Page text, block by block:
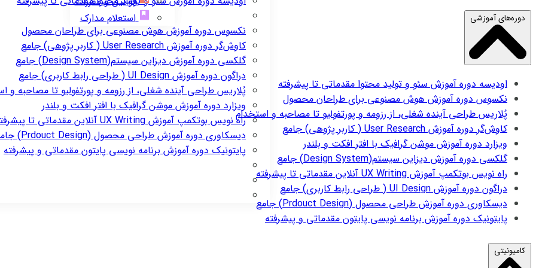
نکسوسدوره آموزش هوش مصنوعی برای طراحان محصول
کاوش‌گردوره آموزش User Research ( کاربر پژوهی) جامع
گلکسیدوره آموزش دیزاین سیستم(Design System) جامع
دراگوندوره آموزش UI Design ( طراحی رابط کاربری) جامع
پُلاریسطراحی آینده شغلی، از رزومه و پورتفولیو تا مصاحبه و
ویزارددوره آموزش موشن گرافیک با افتر افکت و بلندر
راه نویسبوتکمپ آموزش UX Writing آنلاین مقدماتی تا پیشرفته
دیسکاوریدوره آموزش طراحی محصول (Prdouct Design) جامع
پایتونیکدوره آموزش برنامه نویسی پایتون مقدماتی و پیشرفته
استعلام مدارک
دوره‌های آموزشی
اودیسهدوره آموزش سئو و تولید محتوا مقدماتی تا پیشرفته
نکسوسدوره آموزش هوش مصنوعی برای طراحان محصول
پُلاریسطراحی آینده شغلی، از رزومه و پورتفولیو تا مصاحبه و استخدام
کاوش‌گردوره آموزش User Research ( کاربر پژوهی) جامع
ویزارددوره آموزش موشن گرافیک با افتر افکت و بلندر
گلکسیدوره آموزش دیزاین سیستم(Design System) جامع
راه نویسبوتکمپ آموزش UX Writing آنلاین مقدماتی تا پیشرفته
دراگوندوره آموزش UI Design ( طراحی رابط کاربری) جامع
دیسکاوریدوره آموزش طراحی محصول (Prdouct Design) جامع
پایتونیکدوره آموزش برنامه نویسی پایتون مقدماتی و پیشرفته
کامیونیتی